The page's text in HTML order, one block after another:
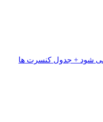
شود + جدول کنسرت ها